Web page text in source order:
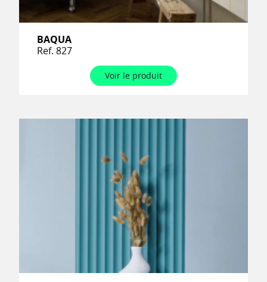
BAQUA
Ref. 827
Voir le produit